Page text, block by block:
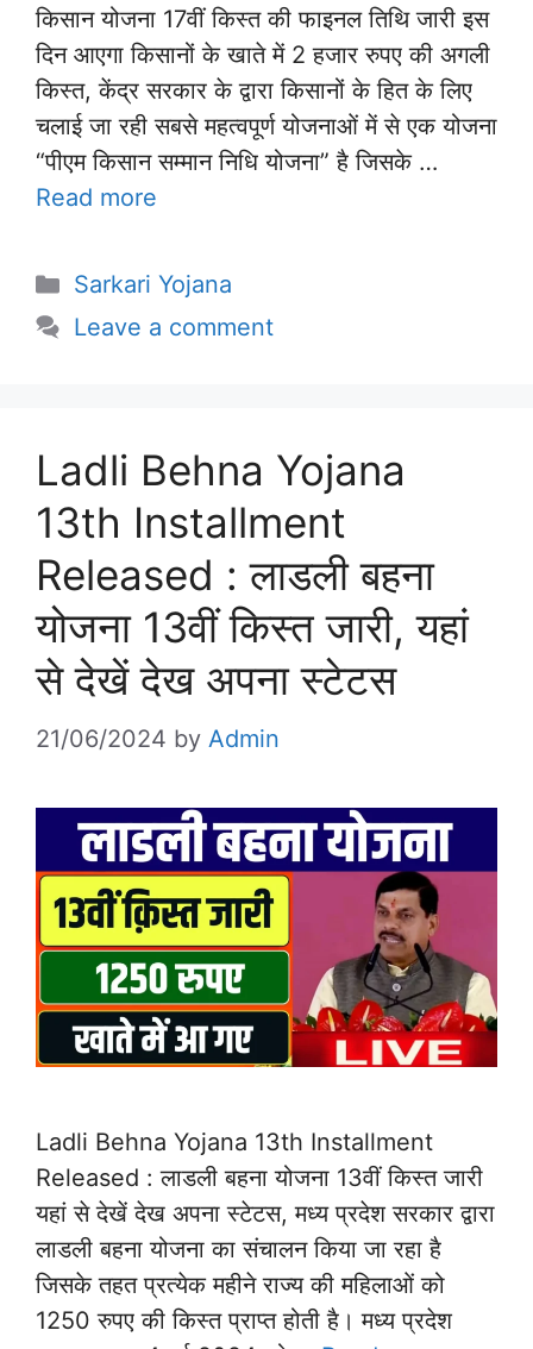
किसान योजना 17वीं किस्त की फाइनल तिथि जारी इस
दिन आएगा किसानों के खाते में 2 हजार रुपए की अगली
किस्त, केंद्र सरकार के द्वारा किसानों के हित के लिए
चलाई जा रही सबसे महत्वपूर्ण योजनाओं में से एक योजना
“पीएम किसान सम्मान निधि योजना” है जिसके …
Read more
Categories
Sarkari Yojana
Leave a comment
Ladli Behna Yojana
13th Installment
Released : लाडली बहना
योजना 13वीं किस्त जारी, यहां
से देखें देख अपना स्टेटस
21/06/2024 by Admin
Ladli Behna Yojana 13th Installment
Released : लाडली बहना योजना 13वीं किस्त जारी
यहां से देखें देख अपना स्टेटस, मध्य प्रदेश सरकार द्वारा
लाडली बहना योजना का संचालन किया जा रहा है
जिसके तहत प्रत्येक महीने राज्य की महिलाओं को
1250 रुपए की किस्त प्राप्त होती है। मध्य प्रदेश